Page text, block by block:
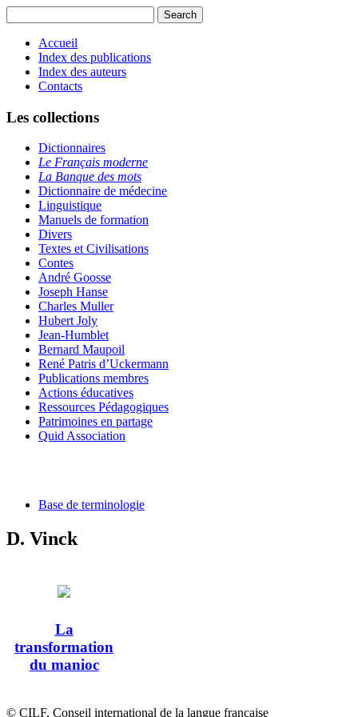
Accueil
Index des publications
Index des auteurs
Contacts
Les collections
Dictionnaires
Le Français moderne
La Banque des mots
Dictionnaire de médecine
Linguistique
Manuels de formation
Divers
Textes et Civilisations
Contes
André Goosse
Joseph Hanse
Charles Muller
Hubert Joly
Jean-Humblet
Bernard Maupoil
René Patris d’Uckermann
Publications membres
Actions éducatives
Ressources Pédagogiques
Patrimoines en partage
Quid Association
Base de terminologie
D. Vinck
La
transformation
du manioc
© CILF, Conseil international de la langue française